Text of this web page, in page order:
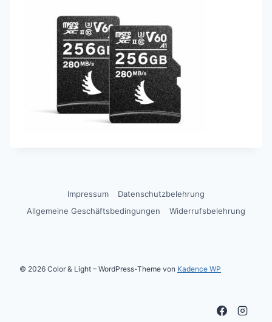
Impressum
Datenschutzbelehrung
Allgemeine Geschäftsbedingungen
Widerrufsbelehrung
© 2026 Color & Light – WordPress-Theme von Kadence WP